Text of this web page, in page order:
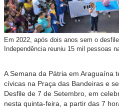
Em 2022, após dois anos sem o
Independência reuniu 15 mil pessoas
A Semana da Pátria em Araguaína
cívicas na Praça das Bandeiras e
Desfile de 7 de Setembro, em
nesta quinta-feira, a partir das 7